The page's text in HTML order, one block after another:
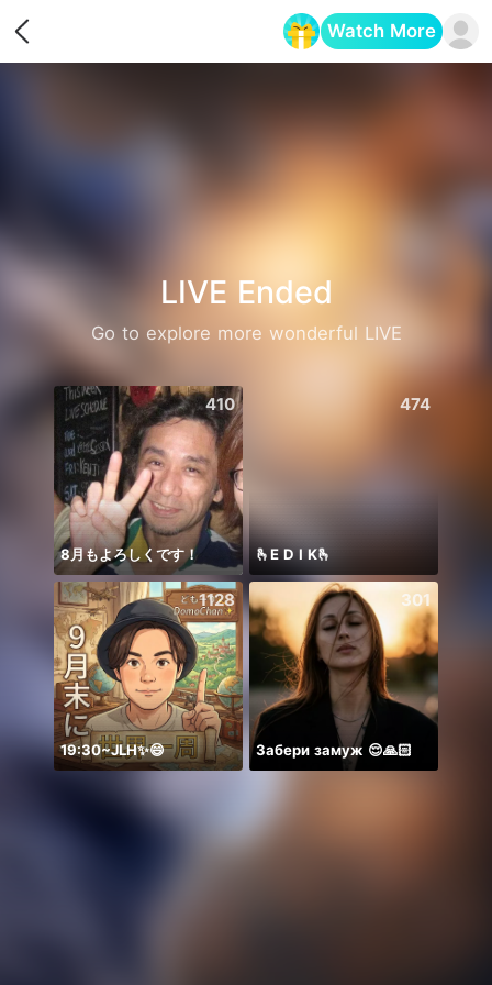
Watch More
LIVE Ended
Go to explore more wonderful LIVE
410
8月もよろしくです！
474
🫰E D I K🫰
1128
19:30~JLH✨😄
301
Забери замуж 😌🙏🏻